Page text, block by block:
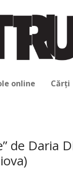
online Cărți
de Daria